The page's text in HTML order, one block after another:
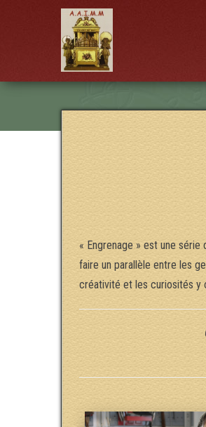
AAIMM
Association
des
Instruments
et de la
Musique
Mécanique
« Engrenage » est une
faire un parallèle entre les
créativité et les curiosités y